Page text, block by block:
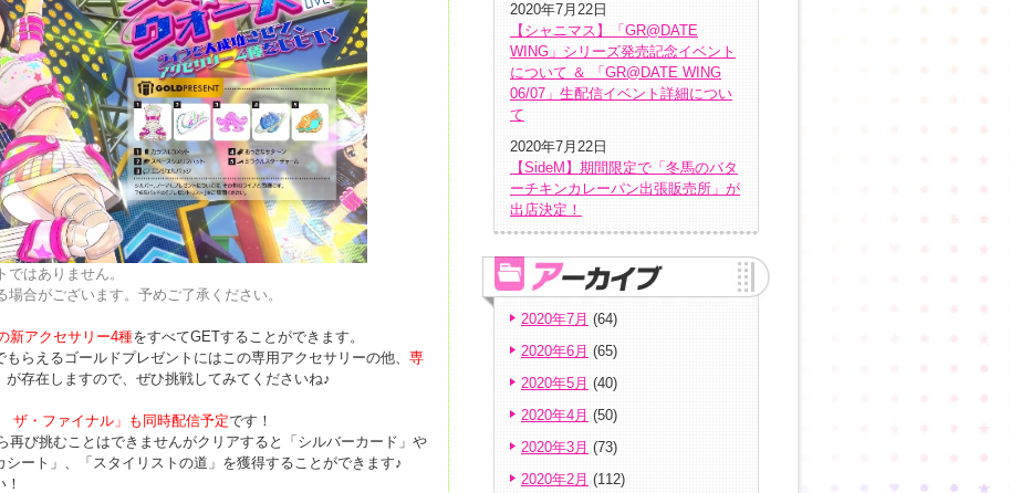
はありません。
合がございます。予めご了承ください。
新アクセサリー4種をすべてGETすることができます。
らえるゴールドプレゼントにはこの専用アクセサリーの他、 専
が存在しますので、ぜひ挑戦してみてくださいね♪
ザ・ファイナル」も 同時配信予定です！
再び挑むことはできませんがクリアすると「シルバーカード」や
シート」、「スタイリストの道」を獲得することができます♪
2020年7月22日
【シャニマス】「GR@DATE
WING」シリーズ発売記念イベント
について ＆ 「GR@DATE WING
06/07」生配信イベント詳細につい
て
2020年7月22日
【SideM】期間限定で「冬馬のバタ
ーチキンカレーパン出張販売所」が
出店決定！
2020年7月 (64)
2020年6月 (65)
2020年5月 (40)
2020年4月 (50)
2020年3月 (73)
2020年2月 (112)